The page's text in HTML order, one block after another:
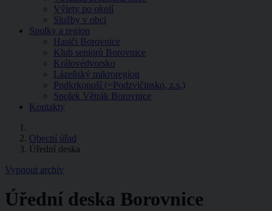
Výlety po okolí
Služby v obci
Spolky a region
Hasiči Borovnice
Klub seniorů Borovnice
Královédvorsko
Lázeňský mikroregion
Podkrkonoší (=Podzvičinsko, z.s.)
Spolek Větrák Borovnice
Kontakty
Obecní úřad
Úřední deska
Vypnout archív
Úřední deska Borovnice